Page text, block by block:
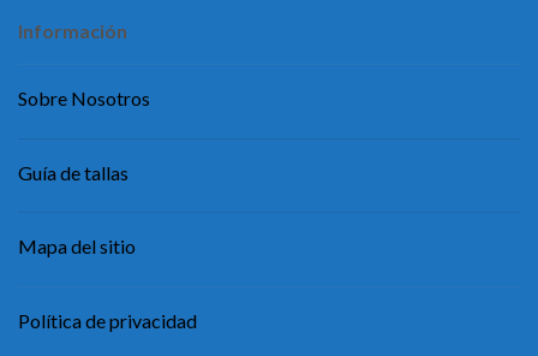
Información
Sobre Nosotros
Guía de tallas
Mapa del sitio
Política de privacidad